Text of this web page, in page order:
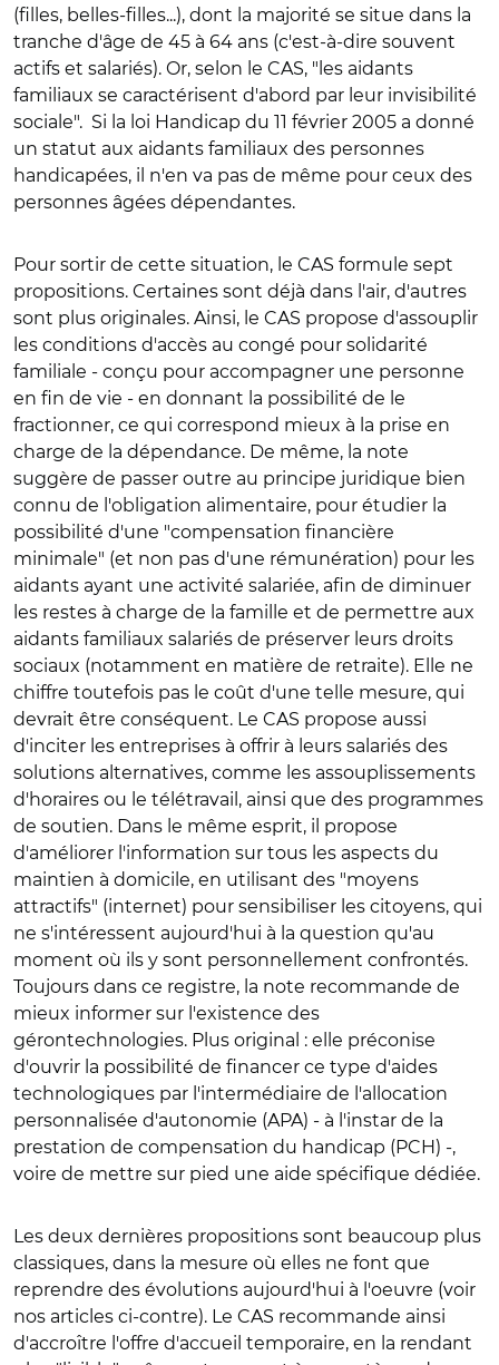
(filles, belles-filles...), dont la majorité se situe dans la
tranche d'âge de 45 à 64 ans (c'est-à-dire souvent
actifs et salariés). Or, selon le CAS, "les aidants
familiaux se caractérisent d'abord par leur invisibilité
sociale". Si la loi Handicap du 11 février 2005 a donné
un statut aux aidants familiaux des personnes
handicapées, il n'en va pas de même pour ceux des
personnes âgées dépendantes.
Pour sortir de cette situation, le CAS formule sept
propositions. Certaines sont déjà dans l'air, d'autres
sont plus originales. Ainsi, le CAS propose d'assouplir
les conditions d'accès au congé pour solidarité
familiale - conçu pour accompagner une personne
en fin de vie - en donnant la possibilité de le
fractionner, ce qui correspond mieux à la prise en
charge de la dépendance. De même, la note
suggère de passer outre au principe juridique bien
connu de l'obligation alimentaire, pour étudier la
possibilité d'une "compensation financière
minimale" (et non pas d'une rémunération) pour les
aidants ayant une activité salariée, afin de diminuer
les restes à charge de la famille et de permettre aux
aidants familiaux salariés de préserver leurs droits
sociaux (notamment en matière de retraite). Elle ne
chiffre toutefois pas le coût d'une telle mesure, qui
devrait être conséquent. Le CAS propose aussi
d'inciter les entreprises à offrir à leurs salariés des
solutions alternatives, comme les assouplissements
d'horaires ou le télétravail, ainsi que des programmes
de soutien. Dans le même esprit, il propose
d'améliorer l'information sur tous les aspects du
maintien à domicile, en utilisant des "moyens
attractifs" (internet) pour sensibiliser les citoyens, qui
ne s'intéressent aujourd'hui à la question qu'au
moment où ils y sont personnellement confrontés.
Toujours dans ce registre, la note recommande de
mieux informer sur l'existence des
gérontechnologies. Plus original : elle préconise
d'ouvrir la possibilité de financer ce type d'aides
technologiques par l'intermédiaire de l'allocation
personnalisée d'autonomie (APA) - à l'instar de la
prestation de compensation du handicap (PCH) -,
voire de mettre sur pied une aide spécifique dédiée.
Les deux dernières propositions sont beaucoup plus
classiques, dans la mesure où elles ne font que
reprendre des évolutions aujourd'hui à l'oeuvre (voir
nos articles ci-contre). Le CAS recommande ainsi
d'accroître l'offre d'accueil temporaire, en la rendant